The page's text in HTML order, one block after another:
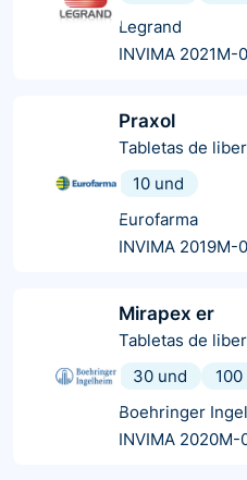
Legrand
INVIMA 2021M-
Praxol
Tabletas de
10 und
Eurofarma
INVIMA 2019M-
Mirapex er
Tabletas de
30 und
Boehringer
INVIMA 2020M-